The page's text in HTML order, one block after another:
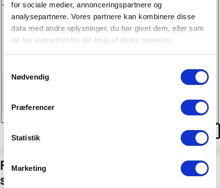
for sociale medier, annonceringspartnere og
analysepartnere. Vores partnere kan kombinere disse
data med andre oplysninger, du har givet dem, eller som
de har indsamlet fra din brug af deres tjenester.
Nødvendig
Præferencer
Statistik
Marketing
Tilvalg
A/C service ifm. serviceeftersyn +80 kr./md
Hjulhotel inkl. 2 årlige hjulskift fra 83 kr./md
Jeg giver samtykke til, at SEJ Biler må behandle mine
FAQ: Ofte stillede spørgsmål om
serviceaftaler